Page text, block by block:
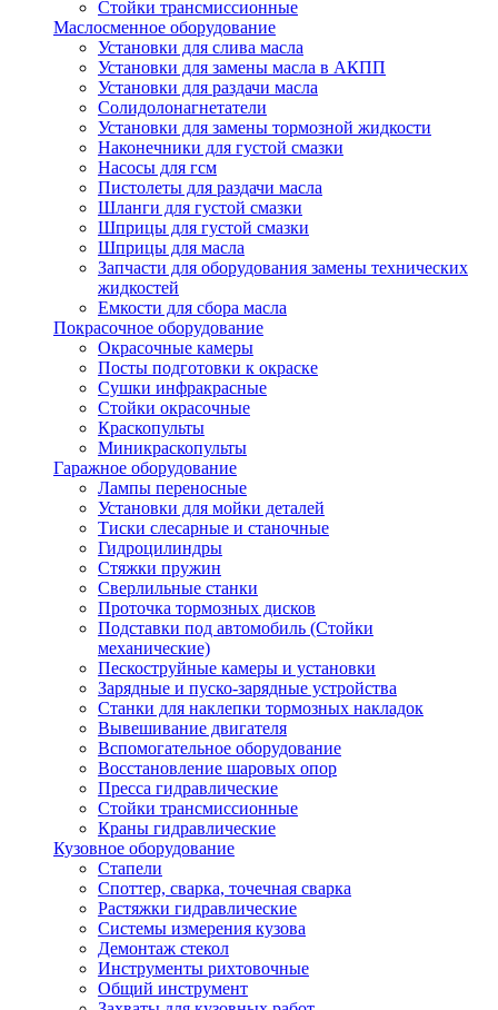
Стойки трансмиссионные
Маслосменное оборудование
Установки для слива масла
Установки для замены масла в АКПП
Установки для раздачи масла
Солидолонагнетатели
Установки для замены тормозной жидкости
Наконечники для густой смазки
Насосы для гсм
Пистолеты для раздачи масла
Шланги для густой смазки
Шприцы для густой смазки
Шприцы для масла
Запчасти для оборудования замены технических
жидкостей
Емкости для сбора масла
Покрасочное оборудование
Окрасочные камеры
Посты подготовки к окраске
Сушки инфракрасные
Стойки окрасочные
Краскопульты
Миникраскопульты
Гаражное оборудование
Лампы переносные
Установки для мойки деталей
Тиски слесарные и станочные
Гидроцилиндры
Стяжки пружин
Сверлильные станки
Проточка тормозных дисков
Подставки под автомобиль (Стойки
механические)
Пескоструйные камеры и установки
Зарядные и пуско-зарядные устройства
Станки для наклепки тормозных накладок
Вывешивание двигателя
Вспомогательное оборудование
Восстановление шаровых опор
Пресса гидравлические
Стойки трансмиссионные
Краны гидравлические
Кузовное оборудование
Стапели
Споттер, сварка, точечная сварка
Растяжки гидравлические
Системы измерения кузова
Демонтаж стекол
Инструменты рихтовочные
Общий инструмент